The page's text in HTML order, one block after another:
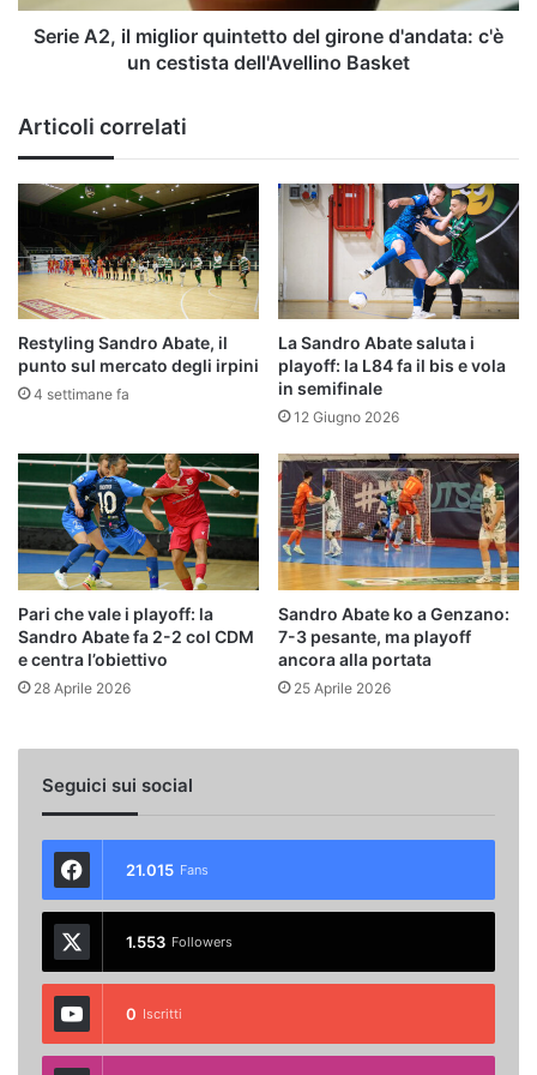
c'è
unSerie A2, il miglior quintetto del girone d'andata: c'è
un cestista dell'Avellino Basket
Articoli correlati
Restyling Sandro Abate, il
punto sul mercato degli irpini
4 settimane fa
La Sandro Abate saluta i
playoff: la L84 fa il bis e vola
in semifinale
12 Giugno 2026
Pari che vale i playoff: la
Sandro Abate fa 2-2 col CDM
e centra l’obiettivo
28 Aprile 2026
Sandro Abate ko a Genzano:
7-3 pesante, ma playoff
ancora alla portata
25 Aprile 2026
Seguici sui social
21.015 Fans
1.553 Followers
0 Iscritti